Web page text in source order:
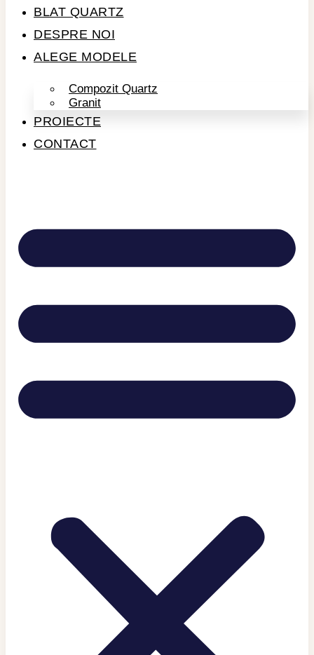
BLAT QUARTZ
DESPRE NOI
ALEGE MODELE
Compozit Quartz
Granit
PROIECTE
CONTACT